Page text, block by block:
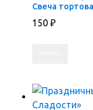
Свеча
150 ₽